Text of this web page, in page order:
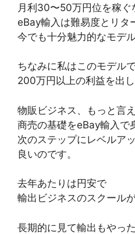
月利30〜50万円位を稼ぐ
eBay輸入は難易度とリタ
今でも十分魅力的なモデル
ちなみに私はこのモデル
200万円以上の利益を出し
物販ビジネス、もっと言
商売の基礎をeBay輸入で
次のステップにレベルア
良いのです。
去年あたりは円安で
輸出ビジネスのスクール
長期的に見て輸出もやっ